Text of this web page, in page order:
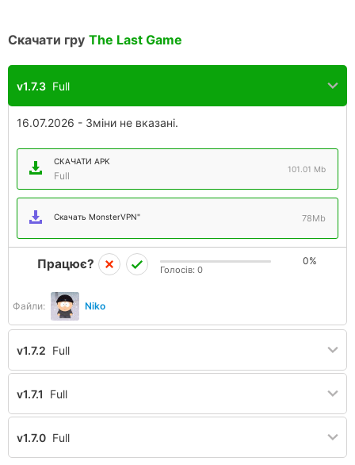
Скачати гру The Last Game
v1.7.3 Full
16.07.2026 - Зміни не вказані.
СКАЧАТИ APK
Full
101.01 Mb
Скачать MonsterVPN" 78Mb
Файли: Niko
Працює? 0%
Голосів: 0
v1.7.2 Full
v1.7.1 Full
v1.7.0 Full